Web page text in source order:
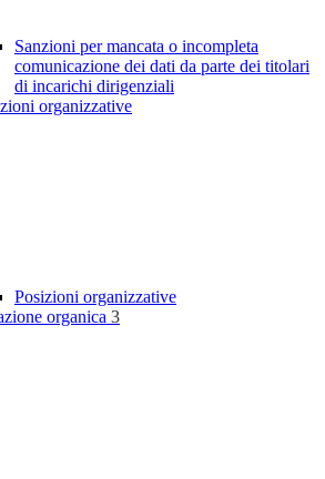
Sanzioni per mancata o incompleta
comunicazione dei dati da parte dei titolari
di incarichi dirigenziali
organizzative
Posizioni organizzative
organica 3